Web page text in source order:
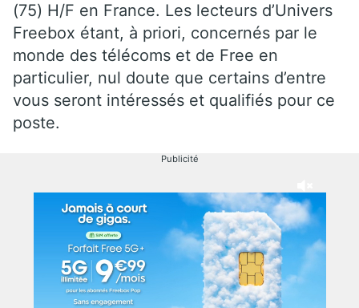
(75) H/F en France. Les lecteurs d’Univers
Freebox étant, à priori, concernés par le
monde des télécoms et de Free en
particulier, nul doute que certains d’entre
vous seront intéressés et qualifiés pour ce
poste.
Publicité